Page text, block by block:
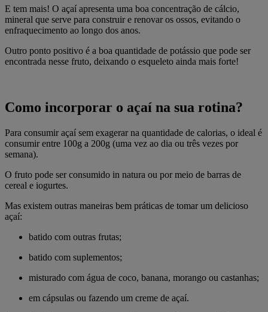
E tem mais! O açaí apresenta uma boa concentração de cálcio,
mineral que serve para construir e renovar os ossos, evitando o
enfraquecimento ao longo dos anos.
Outro ponto positivo é a boa quantidade de potássio que pode ser
encontrada nesse fruto, deixando o esqueleto ainda mais forte!
Como incorporar o açaí na sua rotina?
Para consumir açaí sem exagerar na quantidade de calorias, o ideal é
consumir entre 100g a 200g (uma vez ao dia ou três vezes por
semana).
O fruto pode ser consumido in natura ou por meio de barras de
cereal e iogurtes.
Mas existem outras maneiras bem práticas de tomar um delicioso
açaí:
batido com outras frutas;
batido com suplementos;
misturado com água de coco, banana, morango ou castanhas;
em cápsulas ou fazendo um creme de açaí.